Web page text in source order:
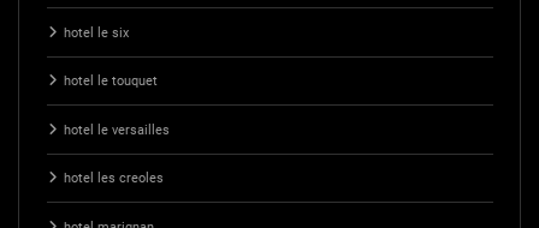
hotel le six
hotel le touquet
hotel le versailles
hotel les creoles